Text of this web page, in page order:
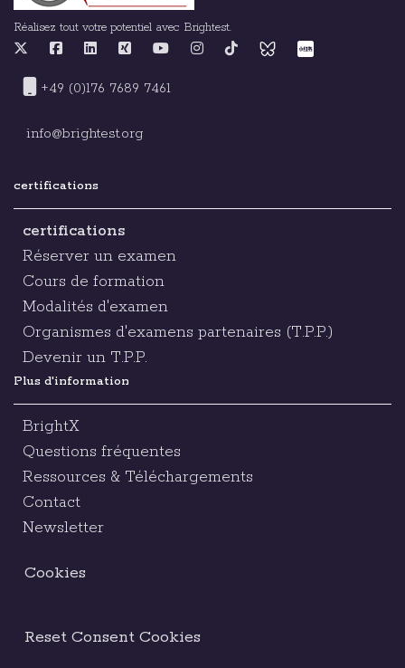
Réalisez tout votre potentiel avec Brightest.
+49 (0)176 7689 7461
info@brightest.org
certifications
certifications
Réserver un examen
Cours de formation
Modalités d'examen
Organismes d'examens partenaires (T.P.P.)
Devenir un T.P.P.
Plus d'information
BrightX
Questions fréquentes
Ressources & Téléchargements
Contact
Newsletter
Cookies
Reset Consent Cookies